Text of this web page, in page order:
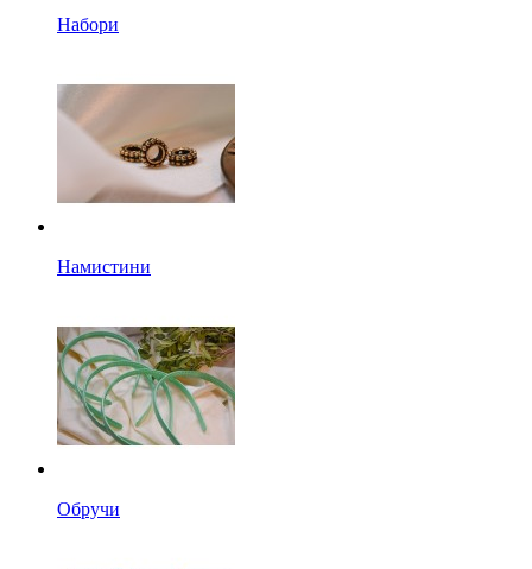
Набори
Намистини
Обручи